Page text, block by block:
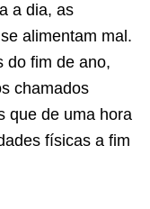
a dia, as
alimentam mal.
do fim de ano,
chamados
que de uma hora
físicas a fim